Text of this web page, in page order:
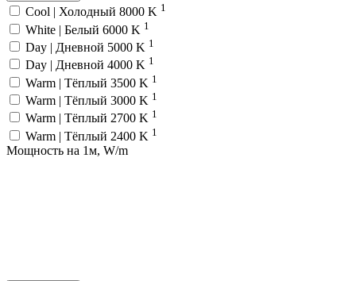
Cool | Холодный 8000 K 1
White | Белый 6000 K 1
Day | Дневной 5000 K 1
Day | Дневной 4000 K 1
Warm | Тёплый 3500 K 1
Warm | Тёплый 3000 K 1
Warm | Тёплый 2700 K 1
Warm | Тёплый 2400 K 1
Мощность на 1м, W/m